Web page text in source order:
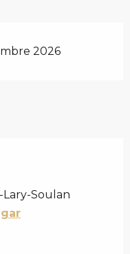
2026
Lary-Soulan